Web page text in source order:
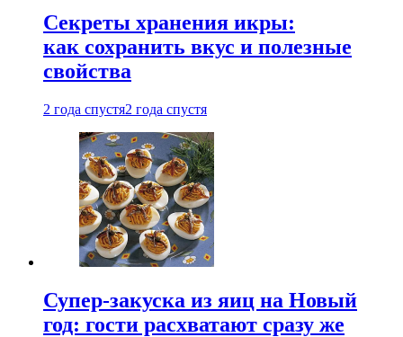
Секреты хранения икры:
как сохранить вкус и полезные
свойства
2 года спустя2 года спустя
Супер-закуска из яиц на Новый
год: гости расхватают сразу же